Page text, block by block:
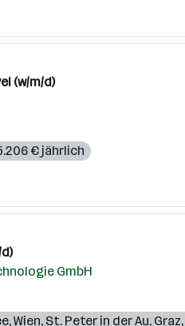
(w/m/d)
€ jährlich
GmbH
,Wien, St. Peter in der Au, Graz,